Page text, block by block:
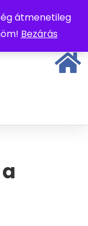
átmenetileg
Bezárás